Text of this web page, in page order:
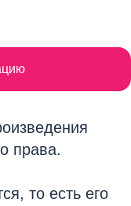
права.
то есть его